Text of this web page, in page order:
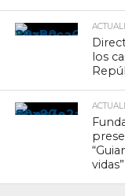
los
vidas”